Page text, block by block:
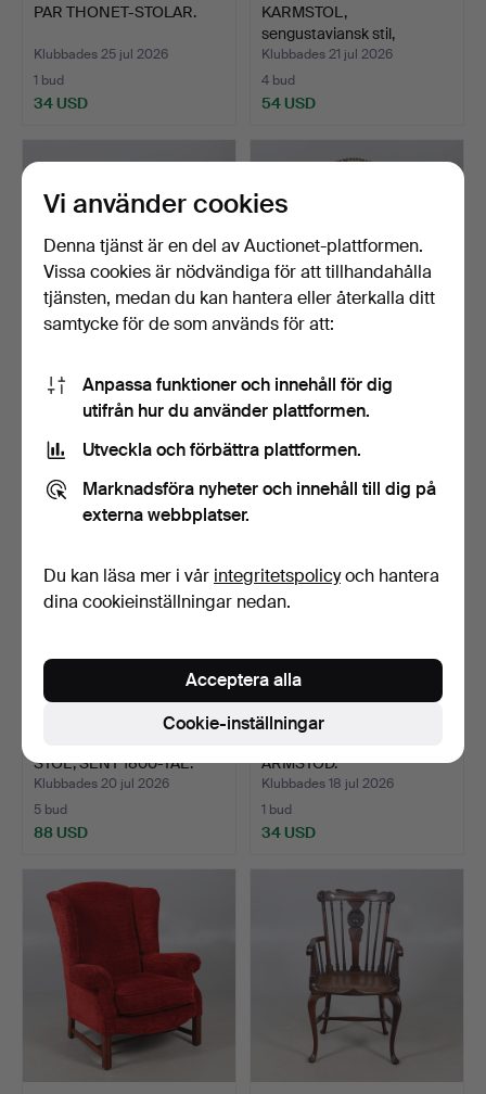
PAR THONET-STOLAR.
Klubbades 25 jul 2026
1 bud
34 USD
KARMSTOL,
sengustaviansk stil,
mahogny.
Klubbades 21 jul 2026
4 bud
54 USD
PAR KONTORSSTOLAR
FRÅN MID-CENTURY.
Klubbades 21 jul 2026
1 bud
KARVAD KARMSTOL I
HÅRDA TRÄSLAG MED
TAPETS…
Klubbades 20 jul 2026
4 bud
STOL, SENT 1800-TAL.
Klubbades 20 jul 2026
5 bud
88 USD
föremål
ARMSTÖD.
Klubbades 18 jul 2026
1 bud
34 USD
Vi använder cookies
Denna tjänst är en del av Auctionet-plattformen.
Vissa cookies är nödvändiga för att tillhandahålla
tjänsten, medan du kan hantera eller återkalla ditt
samtycke för de som används för att:
Anpassa funktioner och innehåll för dig
utifrån hur du använder plattformen.
Utveckla och förbättra plattformen.
Marknadsföra nyheter och innehåll till dig på
externa webbplatser.
Du kan läsa mer i vår integritetspolicyoch hantera
dina cookieinställningar nedan.
Cookie-inställningar
Acceptera alla